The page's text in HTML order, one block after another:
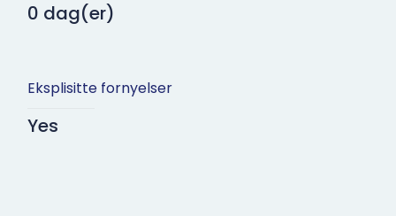
0 dag(er)
Eksplisitte fornyelser
Yes